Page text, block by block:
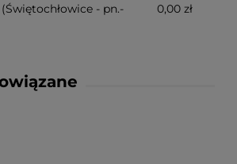
(Świętochłowice - pn.-
0,00 zł